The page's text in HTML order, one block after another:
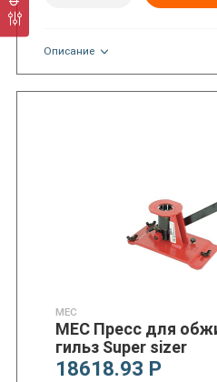
Описание
MEC
MEC Пресс для
гильз Super sizer
18618.93 Р